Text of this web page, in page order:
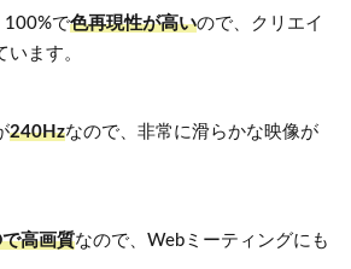
100%で色再現性が高いので、クリエイ
ます。
240Hzなので、非常に滑らかな映像が
高画質なので、Webミーティングにも